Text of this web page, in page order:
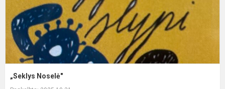
„Seklys Noselė"